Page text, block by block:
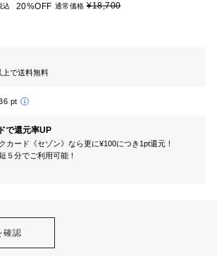
込 20%OFF 通常価格 ¥18,700
上で送料無料
pt
で還元率UP
カード《セゾン》なら更に¥100につき1pt還元！
５分でご利用可能！
確認